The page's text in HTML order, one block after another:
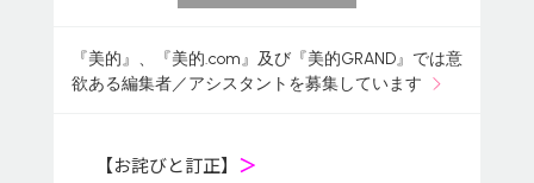
『美的』、『美的.com』及び『美的GRAND』では意
欲ある編集者／アシスタントを募集しています
【お詫びと訂正】 ＞